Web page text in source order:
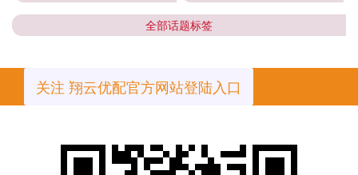
全部话题标签
关注 翔云优配官方网站登陆入口